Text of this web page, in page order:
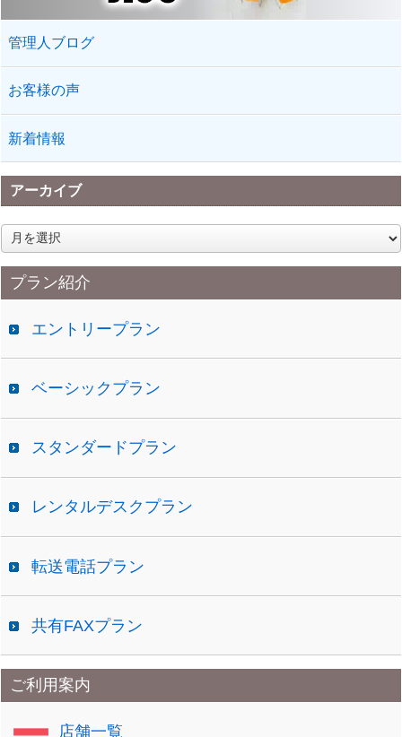
管理人ブログ
お客様の声
新着情報
アーカイブ
ア
ー
カ
イプラン紹介
エントリープラン
ベーシックプラン
スタンダードプラン
レンタルデスクプラン
転送電話プラン
共有FAXプラン
ご利用案内
店舗一覧